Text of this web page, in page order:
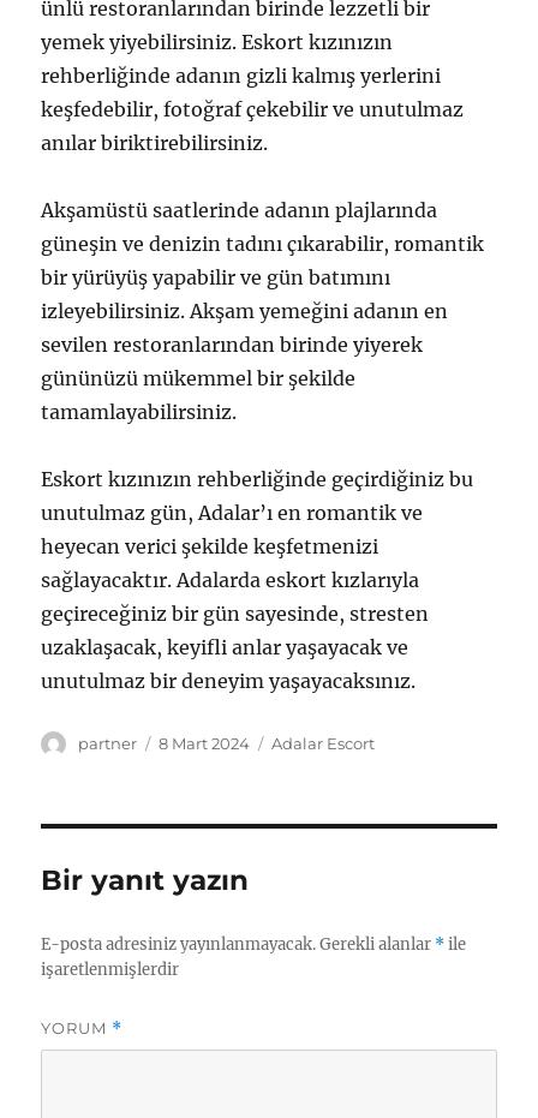
ünlü restoranlarından birinde lezzetli bir
yemek yiyebilirsiniz. Eskort kızınızın
rehberliğinde adanın gizli kalmış yerlerini
keşfedebilir, fotoğraf çekebilir ve unutulmaz
anılar biriktirebilirsiniz.
Akşamüstü saatlerinde adanın plajlarında
güneşin ve denizin tadını çıkarabilir, romantik
bir yürüyüş yapabilir ve gün batımını
izleyebilirsiniz. Akşam yemeğini adanın en
sevilen restoranlarından birinde yiyerek
gününüzü mükemmel bir şekilde
tamamlayabilirsiniz.
Eskort kızınızın rehberliğinde geçirdiğiniz bu
unutulmaz gün, Adalar’ı en romantik ve
heyecan verici şekilde keşfetmenizi
sağlayacaktır. Adalarda eskort kızlarıyla
geçireceğiniz bir gün sayesinde, stresten
uzaklaşacak, keyifli anlar yaşayacak ve
unutulmaz bir deneyim yaşayacaksınız.
Yazar
partner
Yayın
8 Mart 2024 Kategoriler
Adalar Escort
Bir yanıt yazın
E-posta adresiniz yayınlanmayacak. Gerekli alanlar *ile
işaretlenmişlerdir
YORUM *